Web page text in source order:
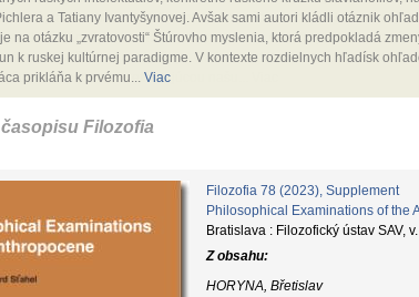
a Tatiany Ivantyšynovej. Avšak sami autori kládli otáznik
na otázku „zvratovosti“ Štúrovho myslenia, ktorá predpokladá
k ruskej kultúrnej paradigme. V kontexte rozdielnych hľadísk
prikláňa k prvému... Viac
Filozofia
Filozofia 78 (2023), Supplement
Philosophical Examinations of the
Bratislava : Filozofický ústav SAV,
Z obsahu:
HORYNA, Břetislav